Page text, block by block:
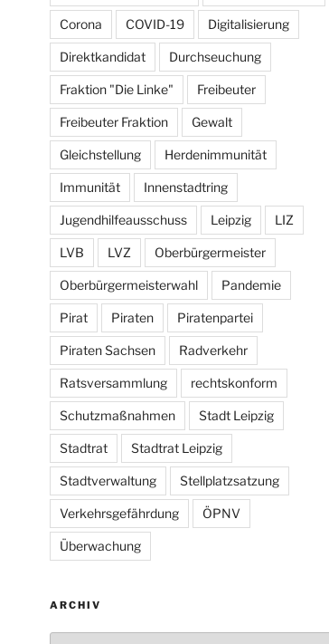
Corona COVID-19 Digitalisierung
Direktkandidat Durchseuchung
Fraktion "Die Linke" Freibeuter
Freibeuter Fraktion Gewalt
Gleichstellung Herdenimmunität
Immunität Innenstadtring
Jugendhilfeausschuss Leipzig LIZ
LVB LVZ Oberbürgermeister
Oberbürgermeisterwahl Pandemie
Pirat Piraten Piratenpartei
Piraten Sachsen Radverkehr
Ratsversammlung rechtskonform
Schutzmaßnahmen Stadt Leipzig
Stadtrat Stadtrat Leipzig
Stadtverwaltung Stellplatzsatzung
Verkehrsgefährdung ÖPNV
Überwachung
ARCHIV